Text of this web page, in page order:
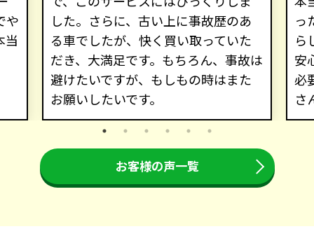
や
当
した。さらに、古い上に事故歴のあ
る車でしたが、快く買い取っていた
だき、大満足です。もちろん、事故は
避けたいですが、もしもの時はまた
お願いしたいです。
っ
ら
安
必
さ
お客様の声一覧